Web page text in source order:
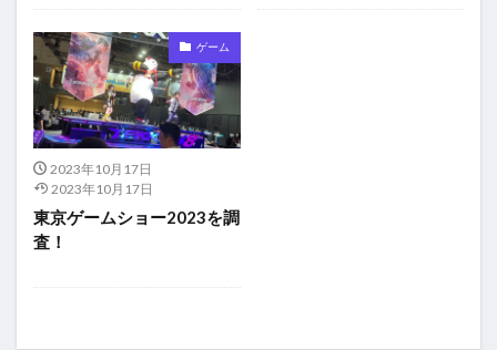
ゲーム
2023年10月17日
2023年10月17日
東京ゲームショー2023を調
査！